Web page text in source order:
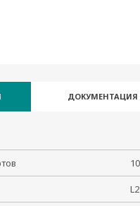
ДОКУМЕНТАЦИЯ
10